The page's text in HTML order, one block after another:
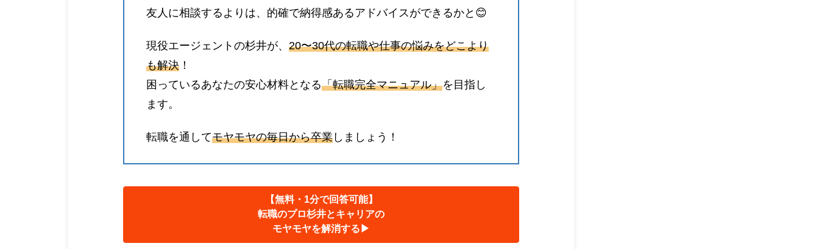
友人に相談するよりは、的確で納得感あるアドバイスができるかと😊
現役エージェントの杉井が、 20〜30代の転職や仕事の悩みをどこより
も解決 ！
困っているあなたの安心材料となる「転職完全マニュアル」を目指し
ます。
転職を通してモヤモヤの毎日から卒業 しましょう！
【無料・1分で回答可能】
転職のプロ杉井とキャリアの
モヤモヤを解消する▶︎